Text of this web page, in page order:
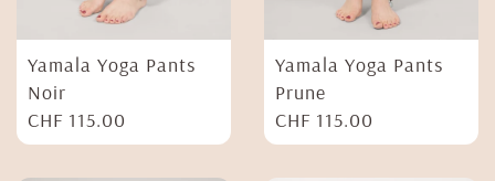
Yamala Yoga Pants
Noir
CHF 115.00
Yamala Yoga Pants
Prune
CHF 115.00